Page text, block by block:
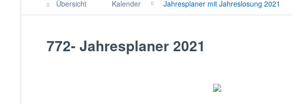
Übersicht Kalender Jahresplaner mit Jahreslosung 2021
772- Jahresplaner 2021